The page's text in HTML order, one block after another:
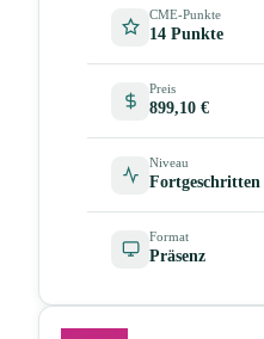
CME-Punkte
14 Punkte
Preis
899,10 €
Niveau
Fortgeschritten
Format
Präsenz